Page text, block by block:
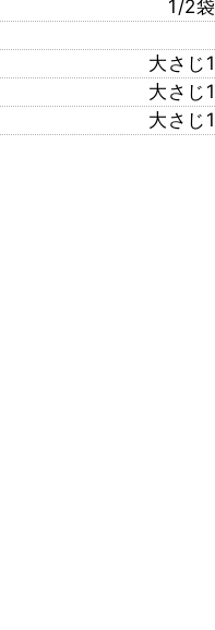
1/2袋
大さじ1
大さじ1
大さじ1